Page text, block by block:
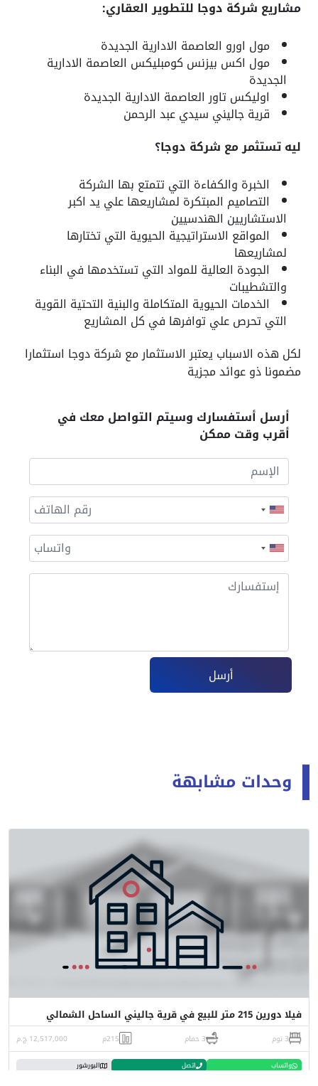
مشاريع شركة دوجا للتطوير العقاري:
مول اورو العاصمة الادارية الجديدة
مول اكس بيزنس كومبليكس العاصمة الادارية
الجديدة
اوليكس تاور العاصمة الادارية الجديدة
قرية جاليني سيدي عبد الرحمن
ليه تستثمر مع شركة دوجا؟
الخبرة والكفاءة التي تتمتع بها الشركة
التصاميم المبتكرة لمشاريعها علي يد اكبر
الاستشاريين الهندسيين
المواقع الاستراتيجية الحيوية التي تختارها
لمشاريعها
الجودة العالية للمواد التي تستخدمها في البناء
والتشطيبات
الخدمات الحيوية المتكاملة والبنية التحتية القوية
التي تحرص علي توافرها في كل المشاريع
لكل هذه الاسباب يعتبر الاستثمار مع شركة دوجا استثمارا
مضمونا ذو عوائد مجزية
أرسل أستفسارك وسيتم التواصل معك في
أقرب وقت ممكن
أرسل
وحدات مشابهة
فيلا دورين 215 متر للبيع في قرية جاليني الساحل الشمالي
3 نوم 3 حمام 215م 12,517,000 ج.م
واتساب اتصل البورشور